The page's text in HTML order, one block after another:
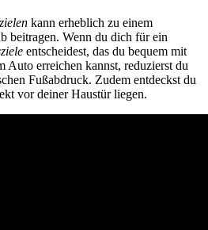
kann erheblich zu einem
beitragen. Wenn du dich für ein
entscheidest, das du bequem mit
Auto erreichen kannst, reduzierst du
Fußabdruck. Zudem entdeckst du
vor deiner Haustür liegen.